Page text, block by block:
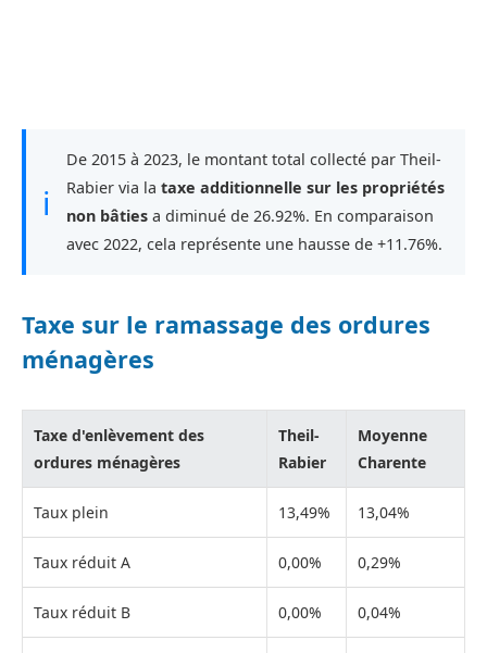
ℹ
De 2015 à 2023, le montant total collecté par Theil-
Rabier via la taxe additionnelle sur les propriétés
non bâties a diminué de 26.92%. En comparaison
avec 2022, cela représente une hausse de +11.76%.
Taxe sur le ramassage des ordures
ménagères
Taxe d'enlèvement des
ordures ménagères
Theil-
Rabier
Moyenne
Charente
Taux plein 13,49% 13,04%
Taux réduit A 0,00% 0,29%
Taux réduit B 0,00% 0,04%